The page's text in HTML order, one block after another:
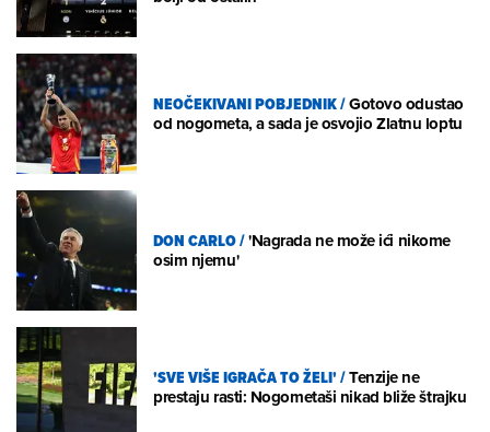
NEOČEKIVANI POBJEDNIK/Gotovo odustao
od nogometa, a sada je osvojio Zlatnu loptu
DON CARLO/'Nagrada ne može ići nikome
osim njemu'
'SVE VIŠE IGRAČA TO ŽELI'/Tenzije ne
prestaju rasti: Nogometaši nikad bliže štrajku